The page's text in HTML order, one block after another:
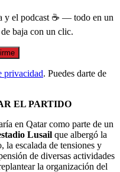
y el podcast ☕ — todo en un
baja con un clic.
privacidad. Puedes darte de
EL PARTIDO
en Qatar como parte de un
Lusail que albergó la
la escalada de tensiones y
de diversas actividades
la organización del